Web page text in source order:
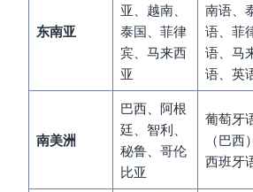
东南亚
亚、越南、
泰国、菲律
宾、马来西
亚
南语、
语、菲
语、马
语、英
南美洲
巴西、阿根
廷、智利、
秘鲁、哥伦
比亚
葡萄牙
（巴西
西班牙